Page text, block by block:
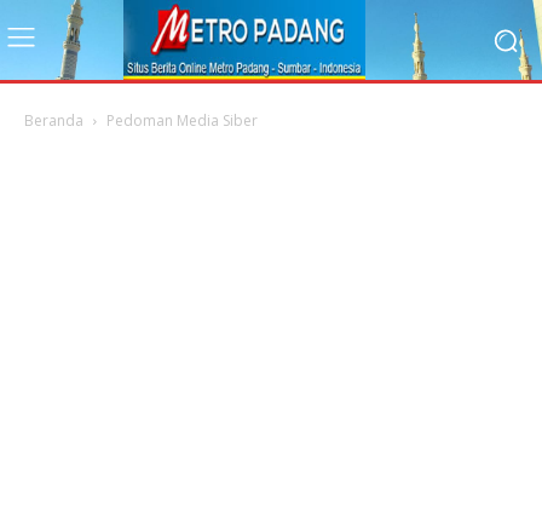
Beranda Pedoman Media Siber